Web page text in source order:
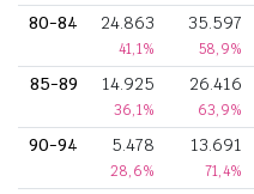
80-84 24.863
41,1%
35.597
58,9%
85-89 14.925
36,1%
26.416
63,9%
90-94 5.478
28,6%
13.691
71,4%